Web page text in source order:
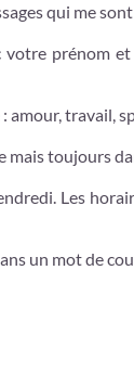
qui me
prénom
amour,
mais toujours
Les
un mot de